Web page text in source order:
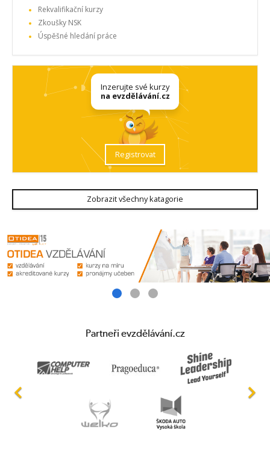
Rekvalifikační kurzy
Zkoušky NSK
Úspěšné hledání práce
Inzerujte své kurzy
na evzdělávání.cz
Registrovat
Zobrazit všechny katagorie
Partneři evzdělávání.cz